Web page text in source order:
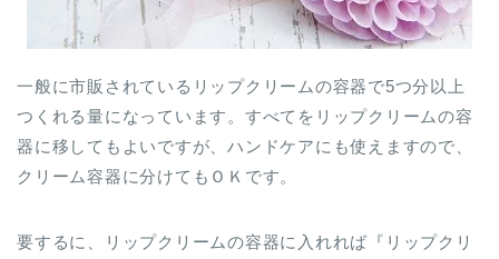
一般に市販されているリップクリームの容器で5つ分以上
つくれる量になっています。すべてをリップクリームの容
器に移してもよいですが、ハンドケアにも使えますので、
クリーム容器に分けてもＯＫです。
要するに、リップクリームの容器に入れれば『リップクリ